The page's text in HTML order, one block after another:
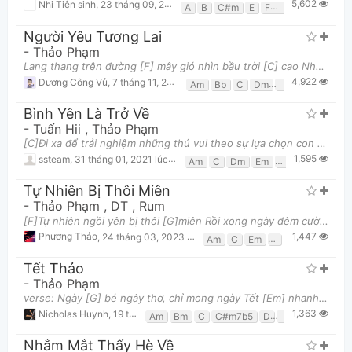
Nhi Tiên sinh, 23 tháng 09, 2020 lúc 08:22pm A B C#m E F#m G#m
5,602
Người Yêu Tương Lai
- Thảo Phạm
Lang thang trên đường [F] mây gió nhìn bầu trời [C] cao Nhớ nhớ lắm vòng [Dm] tay ấy luyến lưu như
Dương Công Vủ 7 tháng 11, 2017 lúc 08:43pm Am Bb C Dm Gm
4,922
Bình Yên Là Trở Về
- Tuấn Hii , Thảo Phạm
[C]Đi xa để trải nghiệm những thú vui theo sự lựa chọn con tim [Am]Đi xa để trải nghiệm những hươn
ssteam 31 tháng 01, 2021 lúc 01:37pm Am C Dm Em F G
1,595
Tự Nhiên Bị Thôi Miên
- Thảo Phạm , DT , Rum
[F]Tự nhiên ngồi yên bị thôi [G]miên Rồi xong ngày đêm cười như [Em]điên Gặp ai thì em cũng luyên [
Phương Thảo 24 tháng 03, 2023 lúc 05:23pm Am C Em F G
1,447
Tết Thảo
- Thảo Phạm
verse: Ngày [G] bé ngây thơ, chỉ mong ngày Tết [Em] nhanh về Nhiều [C] bánh mứt thơm, mẹ mua đồ mớ
Nicholas Huynh 19 tháng 01, 2023 lúc 07:06am Am Bm C C#m7b5 D Dsus4 Em
1,363
Nhắm Mắt Thấy Hè Về